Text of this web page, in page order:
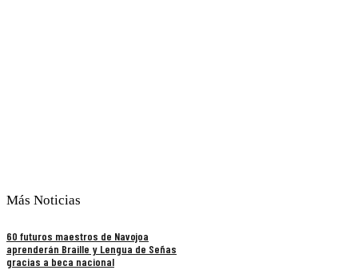
Más Noticias
60 futuros maestros de Navojoa
aprenderán Braille y Lengua de Señas
gracias a beca nacional